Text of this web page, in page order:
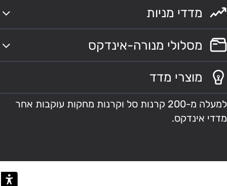
מדדי מניות
מסלולי מנורה-אינדקס
מוצרי מדד
למעלה מ-200 קרנות סל וקרנות מחקות עוקבות אחר
מדדי אינדקס.